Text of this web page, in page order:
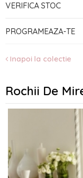
VERIFICA STOC
PROGRAMEAZA-TE
Inapoi la colectie
Rochii De